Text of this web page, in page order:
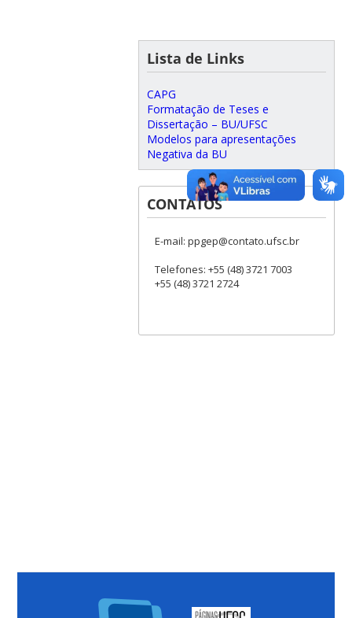
Lista de Links
CAPG
Formatação de Teses e
Dissertação – BU/UFSC
Modelos para apresentações
Negativa da BU
CONTATOS
E-mail: ppgep@contato.ufsc.br
Telefones: +55 (48) 3721 7003
+55 (48) 3721 2724